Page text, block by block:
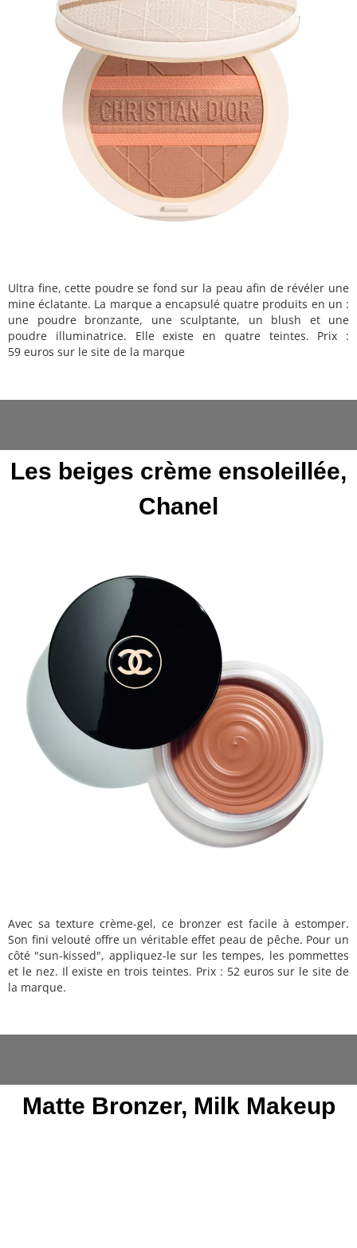
Ultra fine, cette poudre se fond sur la peau afin de révéler une
mine éclatante. La marque a encapsulé quatre produits en un :
une poudre bronzante, une sculptante, un blush et une
poudre illuminatrice. Elle existe en quatre teintes. Prix :
59 euros sur le site de la marque
Les beiges crème ensoleillée,
Chanel
Avec sa texture crème-gel, ce bronzer est facile à estomper.
Son fini velouté offre un véritable effet peau de pêche. Pour un
côté "sun-kissed", appliquez-le sur les tempes, les pommettes
et le nez. Il existe en trois teintes. Prix : 52 euros sur le site de
la marque.
Matte Bronzer, Milk Makeup